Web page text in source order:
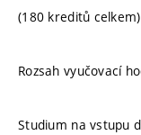
(180 kreditů
Rozsah vyučovací
Studium na vstupu